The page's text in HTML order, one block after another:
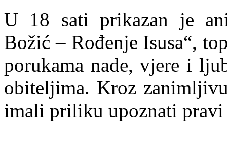
U 18 sati prikazan je
Božić – Rođenje Isusa“,
porukama nade, vjere i
obiteljima. Kroz
imali priliku upoznati pravi